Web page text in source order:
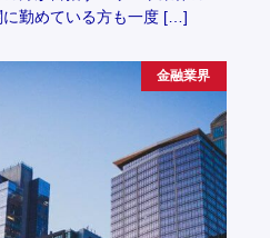
勤めている方も一度 […]
金融業界